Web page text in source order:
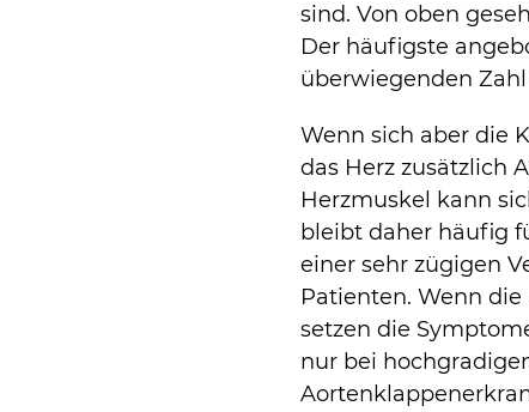
sind. Von oben
Der häufigste
überwiegenden
Wenn sich aber die
das Herz zusätzlich
Herzmuskel kann
bleibt daher häufig
einer sehr zügigen
Patienten. Wenn
setzen die
nur bei